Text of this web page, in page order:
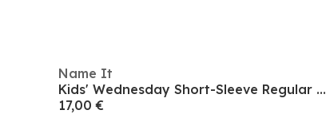
Name It
Kids' Wednesday Short-Sleeve Regular Fit T-Shirt
17,00 €